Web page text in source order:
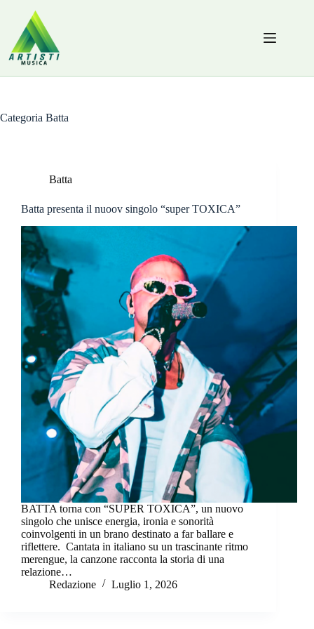
contenuto
Categoria Batta
Batta
Batta presenta il nuoov singolo “super TOXICA”
BATTA torna con “SUPER TOXICA”, un nuovo
singolo che unisce energia, ironia e sonorità
coinvolgenti in un brano destinato a far ballare e
riflettere. Cantata in italiano su un trascinante ritmo
merengue, la canzone racconta la storia di una
relazione…
Redazione
Luglio 1, 2026